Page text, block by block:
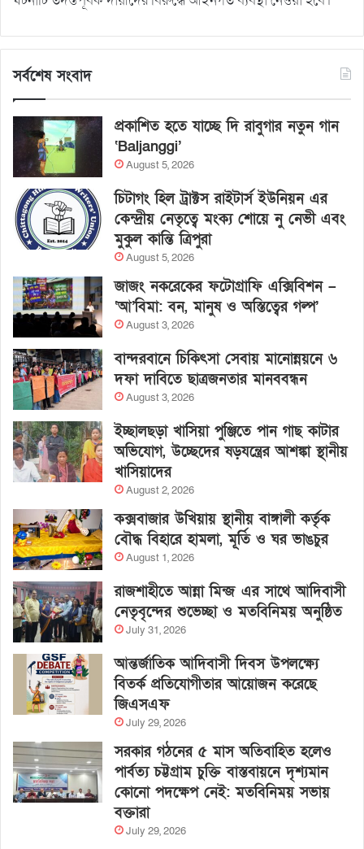
সর্বশেষ সংবাদ
প্রকাশিত হতে যাচ্ছে দি রাবুগার নতুন গান
‘Baljanggi’
August 5, 2026
চিটাগং হিল ট্রাক্টস রাইটার্স ইউনিয়ন এর
কেন্দ্রীয় নেতৃত্বে মংক্য শোয়ে নু নেভী এবং
মুকুল কান্তি ত্রিপুরা
August 5, 2026
জাজং নকরেকের ফটোগ্রাফি এক্সিবিশন –
‘আ’বিমা: বন, মানুষ ও অস্তিত্বের গল্প’
August 3, 2026
বান্দরবানে চিকিৎসা সেবায় মানোন্নয়নে ৬
দফা দাবিতে ছাত্রজনতার মানববন্ধন
August 3, 2026
ইচ্ছালছড়া খাসিয়া পুঞ্জিতে পান গাছ কাটার
অভিযোগ, উচ্ছেদের ষড়যন্ত্রের আশঙ্কা স্থানীয়
খাসিয়াদের
August 2, 2026
কক্সবাজার উখিয়ায় স্থানীয় বাঙ্গালী কর্তৃক
বৌদ্ধ বিহারে হামলা, মূর্তি ও ঘর ভাঙচুর
August 1, 2026
রাজশাহীতে আন্না মিন্জ এর সাথে আদিবাসী
নেতৃবৃন্দের শুভেচ্ছা ও মতবিনিময় অনুষ্ঠিত
July 31, 2026
আন্তর্জাতিক আদিবাসী দিবস উপলক্ষ্যে
বিতর্ক প্রতিযোগীতার আয়োজন করেছে
জিএসএফ
July 29, 2026
সরকার গঠনের ৫ মাস অতিবাহিত হলেও
পার্বত্য চট্টগ্রাম চুক্তি বাস্তবায়নে দৃশ্যমান
কোনো পদক্ষেপ নেই: মতবিনিময় সভায়
বক্তারা
July 29, 2026